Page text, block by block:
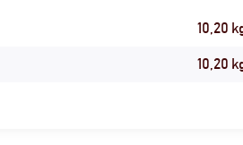
10,20
10,20